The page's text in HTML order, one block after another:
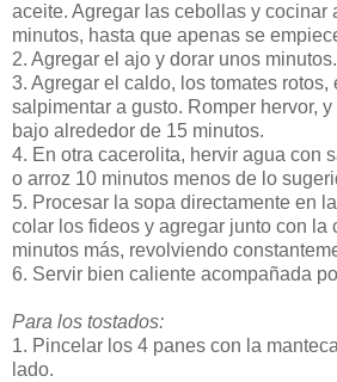
aceite. Agregar las cebollas y cocinar
minutos, hasta que apenas se
2. Agregar el ajo y dorar unos minutos.
3. Agregar el caldo, los tomates rotos,
salpimentar a gusto. Romper hervor,
bajo alrededor de 15 minutos.
4. En otra cacerolita, hervir agua con
o arroz 10 minutos menos de lo
5. Procesar la sopa directamente en
colar los fideos y agregar junto con la
minutos más, revolviendo
6. Servir bien caliente acompañada
Para los tostados:
1. Pincelar los 4 panes con la
lado.